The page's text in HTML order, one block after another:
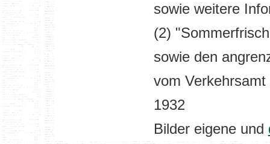
sowie weitere
(2)
sowie den
vom
1932
Bilder eigene und